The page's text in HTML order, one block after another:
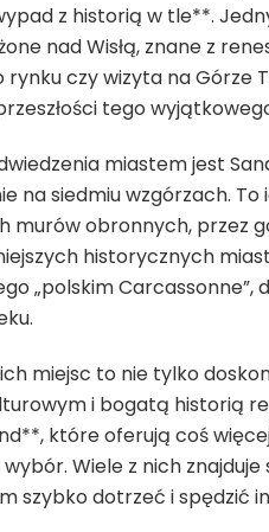
z historią w tle**.
nad Wisłą, znane z
rynku czy wizyta na Górze
tego
miastem jest
na siedmiu wzgórzach.
murów obronnych, przez
historycznych
„polskim
miejsc to nie tylko
i bogatą historią
które oferują coś
Wiele z nich
szybko dotrzeć i spędzić